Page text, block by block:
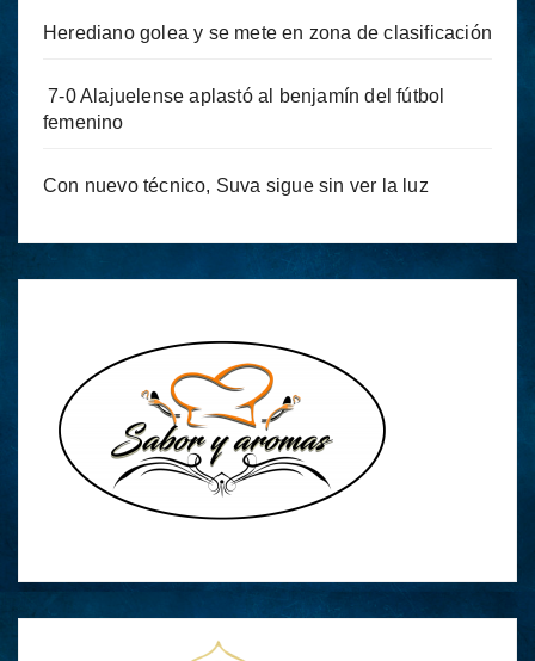
Herediano golea y se mete en zona de clasificación
7-0 Alajuelense aplastó al benjamín del fútbol
femenino
Con nuevo técnico, Suva sigue sin ver la luz